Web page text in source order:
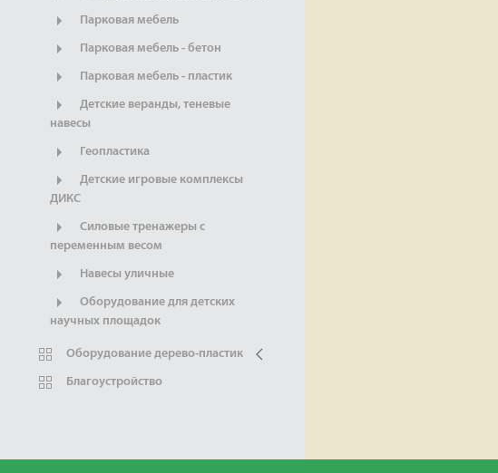
Парковая мебель
Парковая мебель - бетон
Парковая мебель - пластик
Детские веранды, теневые
навесы
Геопластика
Детские игровые комплексы
ДИКС
Силовые тренажеры с
переменным весом
Навесы уличные
Оборудование для детских
научных площадок
Оборудование дерево-пластик
Благоустройство